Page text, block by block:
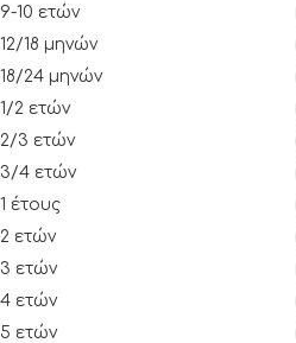
9-10 ετών
12/18 μηνών
18/24 μηνών
1/2 ετών
2/3 ετών
3/4 ετών
1 έτους
2 ετών
3 ετών
4 ετών
5 ετών